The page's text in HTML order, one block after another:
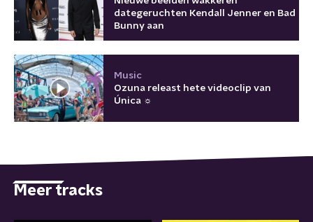
dategeruchten Kendall Jenner en Bad
Bunny aan
Music
Ozuna releast hete videoclip van
Única ☼
Meer tracks